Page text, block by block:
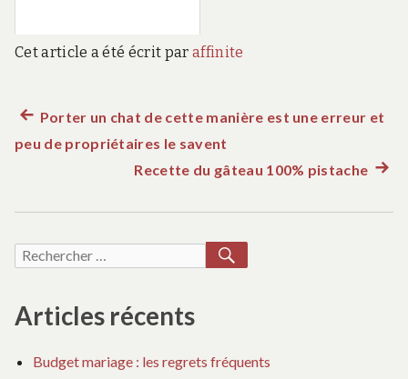
Cet article a été écrit par affinite
Navigation
l’article
Article
précédent :
Porter un chat de cette manière est une erreur et
peu de propriétaires le savent
Recette du gâteau 100% pistache
Recherche
Articles récents
Budget mariage : les regrets fréquents